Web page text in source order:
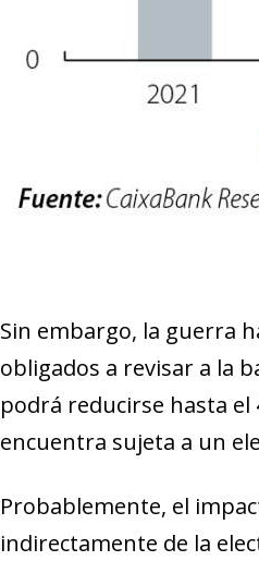
Sin embargo, la guerra
obligados a revisar a la
podrá reducirse hasta
encuentra sujeta a un
Probablemente, el
indirectamente de la